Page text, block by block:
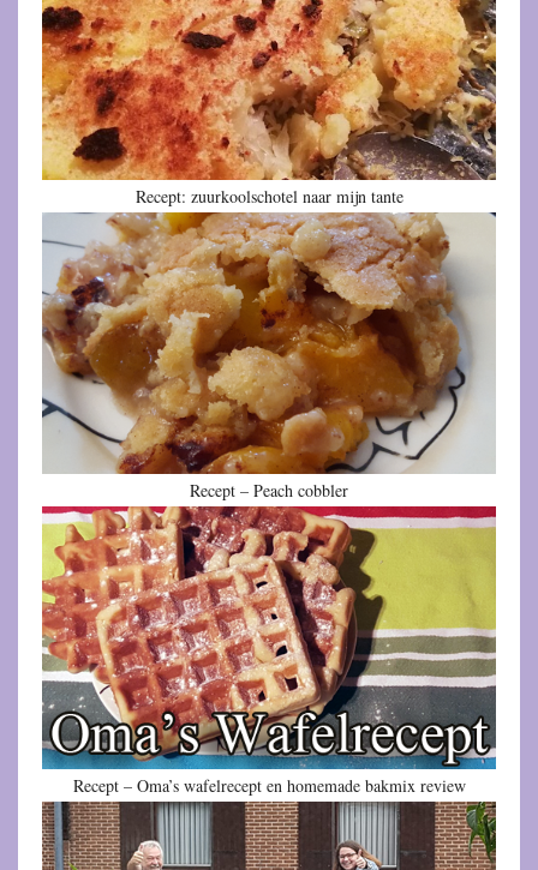
Recept: zuurkoolschotel naar mijn tante
Recept – Peach cobbler
Recept – Oma’s wafelrecept en homemade bakmix review